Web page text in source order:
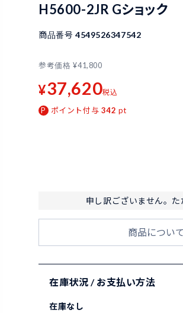
H5600-2JR Gショック
商品番号 4549526347542
参考価格 ¥41,800
¥37,620税込
ポイント付与 342 pt
申し訳ございません。た
商品につい
在庫状況 / お支払い方法
在庫なし